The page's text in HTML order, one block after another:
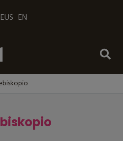
EUS EN